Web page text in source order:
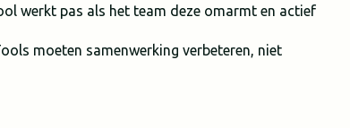
werkt pas als het team deze omarmt en actief
moeten samenwerking verbeteren, niet